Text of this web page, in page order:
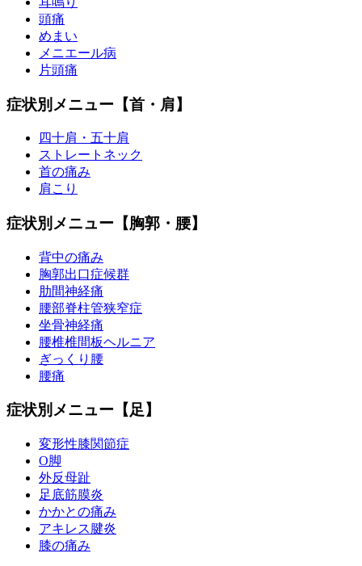
頭痛
めまい
メニエール病
片頭痛
症状別メニュー【首・肩】
四十肩・五十肩
ストレートネック
首の痛み
肩こり
症状別メニュー【胸郭・腰】
背中の痛み
胸郭出口症候群
肋間神経痛
腰部脊柱管狭窄症
坐骨神経痛
腰椎椎間板ヘルニア
ぎっくり腰
腰痛
症状別メニュー【足】
変形性膝関節症
O脚
外反母趾
足底筋膜炎
かかとの痛み
アキレス腱炎
膝の痛み